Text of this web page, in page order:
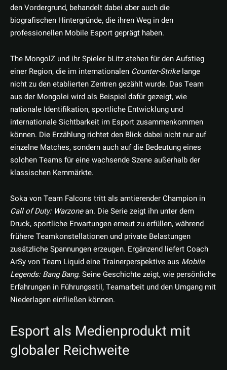
den Vordergrund, behandelt dabei aber auch die
biografischen Hintergründe, die ihren Weg in den
professionellen Mobile Esport geprägt haben.
The MongolZ und ihr Spieler bLitz stehen für den Aufstieg
einer Region, die im internationalen Counter-Strikelange
nicht zu den etablierten Zentren gezählt wurde. Das Team
aus der Mongolei wird als Beispiel dafür gezeigt, wie
nationale Identifikation, sportliche Entwicklung und
internationale Sichtbarkeit im Esport zusammenkommen
können. Die Erzählung richtet den Blick dabei nicht nur auf
einzelne Matches, sondern auch auf die Bedeutung eines
solchen Teams für eine wachsende Szene außerhalb der
klassischen Kernmärkte.
Soka von Team Falcons tritt als amtierender Champion in
Call of Duty: Warzonean. Die Serie zeigt ihn unter dem
Druck, sportliche Erwartungen erneut zu erfüllen, während
frühere Teamkonstellationen und private Belastungen
zusätzliche Spannungen erzeugen. Ergänzend liefert Coach
ArSy von Team Liquid eine Trainerperspektive aus Mobile
Legends: Bang Bang. Seine Geschichte zeigt, wie persönliche
Erfahrungen in Führungsstil, Teamarbeit und den Umgang mit
Niederlagen einfließen können.
Esport als Medienprodukt mit
globaler Reichweite